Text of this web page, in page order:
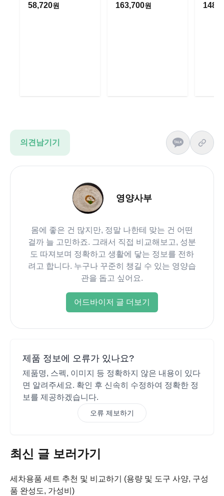
58,720원
163,700원
의견남기기
영양사부
몸에 좋은 건 많지만, 정말 나한테 맞는 건 어떤
걸까 늘 고민하죠. 그래서 직접 비교해보고, 성분
도 따져보며 정확하고 생활에 닿는 정보를 전하
려고 합니다. 누구나 꾸준히 챙길 수 있는 영양습
관을 돕고 싶어요.
어드바이저 글 더보기
제품 정보에 오류가 있나요?
제품명, 스펙, 이미지 등 정확하지 않은 내용이 있다
면 알려주세요. 확인 후 신속히 수정하여 정확한 정
보를 제공하겠습니다.
오류 제보하기
최신 글 보러가기
세차용품 세트 추천 및 비교하기 (용량 및 도구 사양, 구성
품 완성도, 가성비)